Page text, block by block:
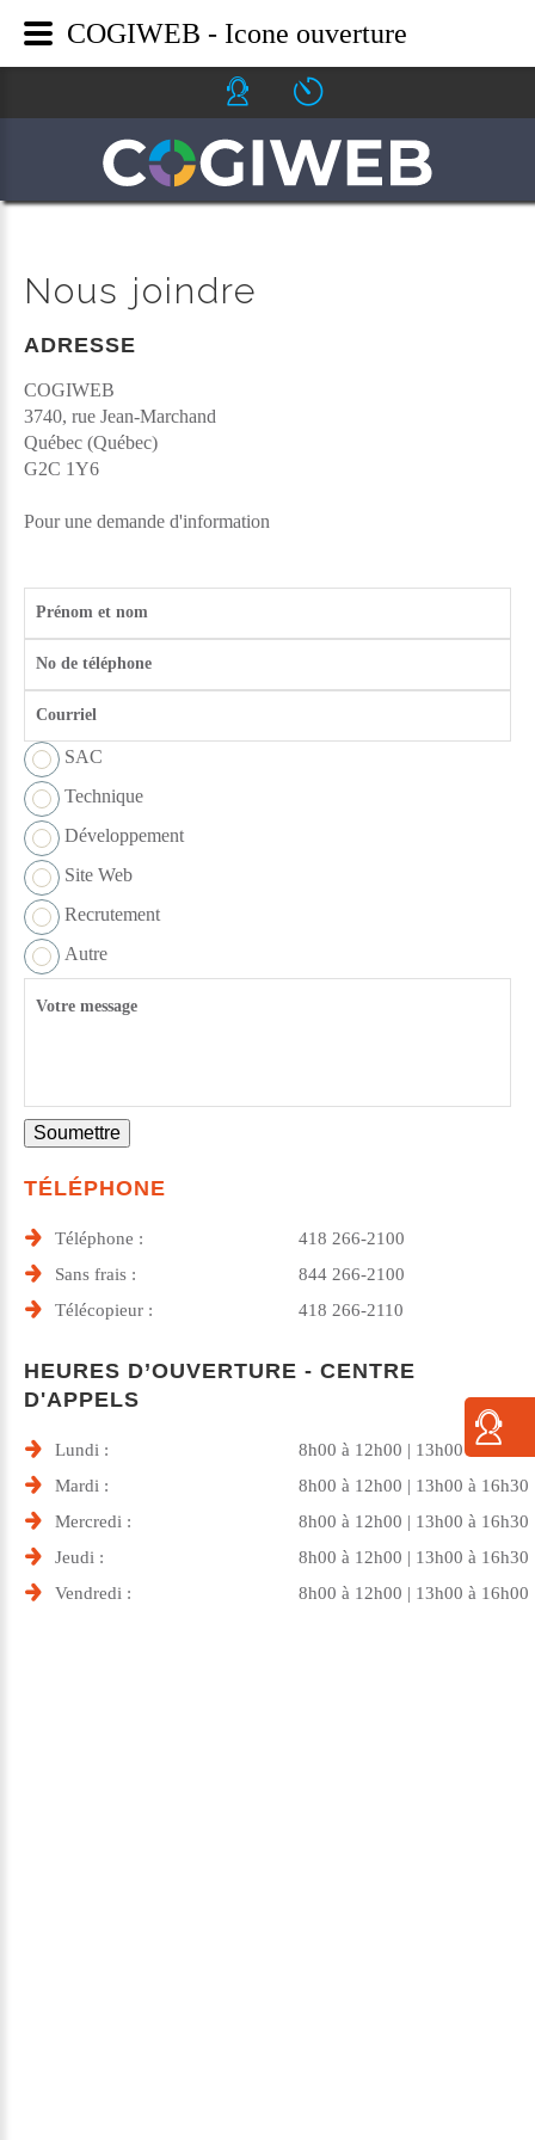
Icone ouverture
Nous joindre
ADRESSE
COGIWEB
3740, rue Jean-Marchand
Québec (Québec)
G2C 1Y6
Pour une demande d'information
SAC
Technique
Développement
Site Web
Recrutement
Autre
Soumettre
TÉLÉPHONE
Téléphone :
418 266-2100
Sans frais :
844 266-2100
Télécopieur :
418 266-2110
HEURES D’OUVERTURE - CENTRE
D'APPELS
Lundi :
8h00 à 12h00 | 13h00 à 16h30
Mardi :
8h00 à 12h00 | 13h00 à 16h30
Mercredi :
8h00 à 12h00 | 13h00 à 16h30
Jeudi :
8h00 à 12h00 | 13h00 à 16h30
Vendredi :
8h00 à 12h00 | 13h00 à 16h00
COGIWEB - Icone ouverture